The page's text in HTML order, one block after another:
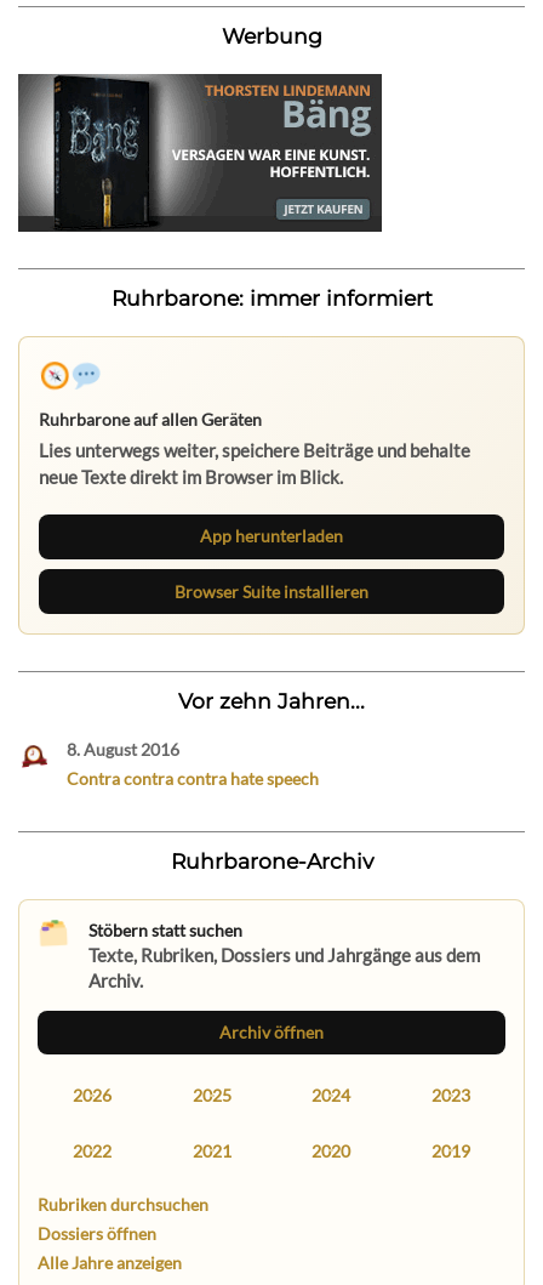
Werbung
Ruhrbarone: immer informiert
Ruhrbarone auf allen Geräten
Lies unterwegs weiter, speichere Beiträge und behalte
neue Texte direkt im Browser im Blick.
App herunterladen
Browser Suite installieren
Vor zehn Jahren...
8. August 2016
Contra contra contra hate speech
Ruhrbarone-Archiv
Stöbern statt suchen
Texte, Rubriken, Dossiers und Jahrgänge aus dem
Archiv.
Archiv öffnen
2026 2025 2024 2023
2022 2021 2020 2019
Rubriken durchsuchen
Dossiers öffnen
Alle Jahre anzeigen